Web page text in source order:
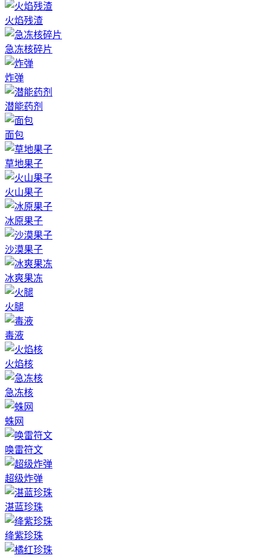
火焰残渣
急冻核碎片
炸弹
潜能药剂
面包
草地果子
火山果子
冰原果子
沙漠果子
冰爽果冻
火腿
毒液
火焰核
急冻核
蛛网
唤雷符文
超级炸弹
湛蓝珍珠
绛紫珍珠